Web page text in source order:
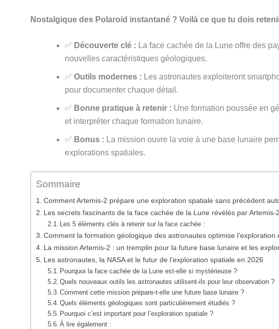
Nostalgique des Polaroid instantané ? Voilà ce que tu dois
✅ Découverte clé : La face cachée de la Lune offre des
nouvelles caractéristiques géologiques.
✅ Outils modernes : Les astronautes exploiteront
pour documenter chaque détail.
✅ Bonne pratique à retenir : Une formation poussée en
et interpréter chaque formation lunaire.
✅ Bonus : La mission ouvre la voie à une base lunaire
explorations spatiales.
Sommaire
Comment Artemis-2 prépare une exploration spatiale sans précédent
Les secrets fascinants de la face cachée de la Lune révélés par Artemis-2
Les 5 éléments clés à retenir sur la face cachée :
Comment la formation géologique des astronautes optimise
La mission Artemis-2 : un tremplin pour la future base lunaire et les
Les astronautes, la NASA et le futur de l’exploration spatiale en 2026
Pourquoi la face cachée de la Lune est-elle si mystérieuse ?
Quels nouveaux outils les astronautes utilisent-ils pour leur observation ?
Comment cette mission prépare-t-elle une future base lunaire ?
Quels éléments géologiques sont particulièrement étudiés ?
Pourquoi c’est important pour l’exploration spatiale ?
À lire également :